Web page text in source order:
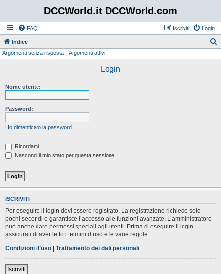
DCCWorld.it DCCWorld.com
FAQ Login
Iscriviti
Indice
Argomenti senza risposta Argomenti attivi
Login
Nome utente:
Password:
Ho dimenticato la password
Ricordami
Nascondi il mio stato per questa sessione
ISCRIVITI
Per eseguire il login devi essere registrato. La registrazione richiede solo
pochi secondi e garantisce l’accesso alle funzioni avanzate. L’amministratore
può anche dare permessi speciali agli utenti. Prima di eseguire il login
assicurati di aver letto i termini d’uso e le varie regole.
Condizioni d’uso | Trattamento dei dati personali
Iscriviti